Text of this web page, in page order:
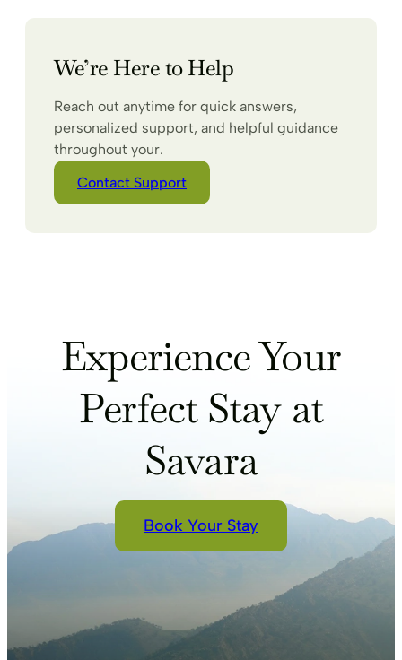
We’re Here to Help
Reach out anytime for quick answers,
personalized support, and helpful guidance
throughout your.
Contact Support
Experience Your
Perfect Stay at
Savara
Book Your Stay